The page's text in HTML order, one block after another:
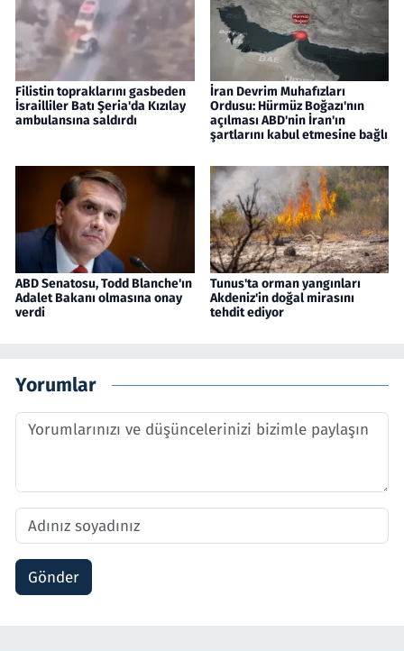
Filistin topraklarını gasbeden
İsrailliler Batı Şeria'da Kızılay
ambulansına saldırdı
İran Devrim Muhafızları
Ordusu: Hürmüz Boğazı'nın
açılması ABD'nin İran'ın
şartlarını kabul etmesine bağlı
ABD Senatosu, Todd Blanche'ın
Adalet Bakanı olmasına onay
verdi
Tunus'ta orman yangınları
Akdeniz'in doğal mirasını
tehdit ediyor
Yorumlar
Gönder